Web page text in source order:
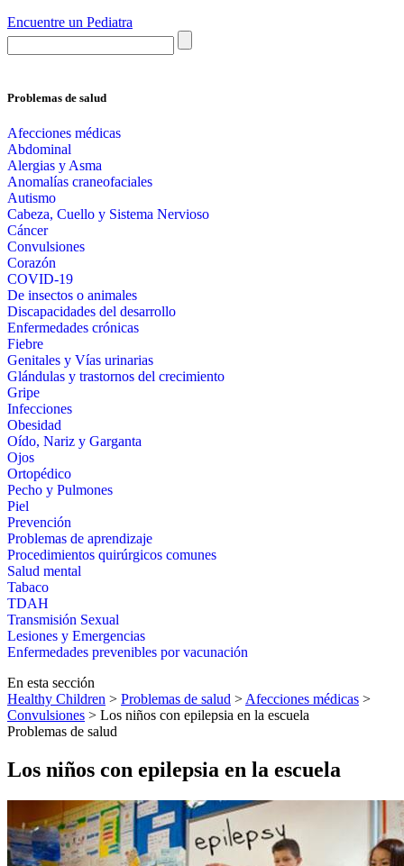
Encuentre un Pediatra
Problemas de salud
Afecciones médicas
Abdominal
Alergias y Asma
Anomalías craneofaciales
Autismo
Cabeza, Cuello y Sistema Nervioso
Cáncer
Convulsiones
Corazón
COVID-19
De insectos o animales
Discapacidades del desarrollo
Enfermedades crónicas
Fiebre
Genitales y Vías urinarias
Glándulas y trastornos del crecimiento
Gripe
Infecciones
Obesidad
Oído, Nariz y Garganta
Ojos
Ortopédico
Pecho y Pulmones
Piel
Prevención
Problemas de aprendizaje
Procedimientos quirúrgicos comunes
Salud mental
Tabaco
TDAH
Transmisión Sexual
Lesiones y Emergencias
Enfermedades prevenibles por vacunación
En esta sección
Healthy Children > Problemas de salud > Afecciones médicas >
Convulsiones > Los niños con epilepsia en la escuela
Problemas de salud
Los niños con epilepsia en la escuela